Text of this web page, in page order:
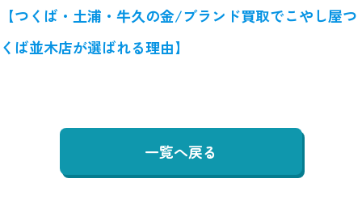
【つくば・土浦・牛久の金/ブランド買取でこやし屋つ
くば並木店が選ばれる理由】
一覧へ戻る